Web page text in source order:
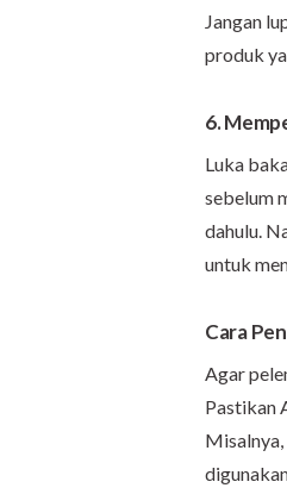
Jangan
produk
6.
Luka
sebelum
dahulu.
untuk
Cara
Agar
Pastikan